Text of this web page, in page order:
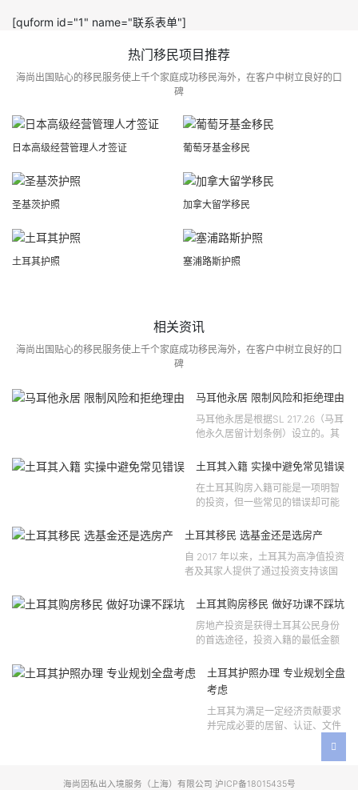
[quform id="1" name="联系表单"]
热门移民项目推荐
海尚出国贴心的移民服务使上千个家庭成功移民海外，在客户中树立良好的口
碑
日本高级经营管理人才签证 葡萄牙基金移民
圣基茨护照 加拿大留学移民
土耳其护照 塞浦路斯护照
相关资讯
海尚出国贴心的移民服务使上千个家庭成功移民海外，在客户中树立良好的口
碑
马耳他永居 限制风险和拒绝理由
马耳他永居是根据SL 217.26（马耳
他永久居留计划条例）设立的。其
121 号法律公告，并随后根据2024
土耳其入籍 实操中避免常见错误
在土耳其购房入籍可能是一项明智
的投资，但一些常见的错误却可能
失。许多投资者轻信营销宣传或不
土耳其移民 选基金还是选房产
自 2017 年以来，土耳其为高净值投资
者及其家人提供了通过投资支持该国
会。 该计划的一大亮点在于其涵盖广
土耳其购房移民 做好功课不踩坑
房地产投资是获得土耳其公民身份
的首选途径，投资入籍的最低金额
二手房产。这一门槛自2019年调整
以来一直未变，适用于经持牌...
土耳其护照办理 专业规划全盘
考虑
土耳其为满足一定经济贡献要求
并完成必要的居留、认证、文件
准备和入籍申请步骤的外国投资
海尚因私出入境服务（上海）有限公司 沪ICP备18015435号